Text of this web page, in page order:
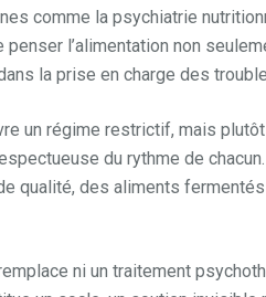
comme la psychiatrie
l’alimentation non
la prise en charge des
un régime restrictif, mais
du rythme de
qualité, des aliments
ni un traitement